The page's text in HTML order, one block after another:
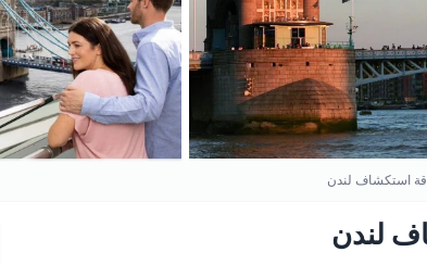
استكشاف لندن
لندن